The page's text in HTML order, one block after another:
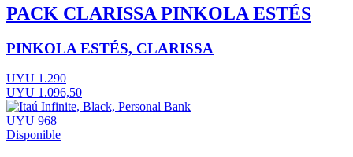
PACK CLARISSA PINKOLA ESTÉS
PINKOLA ESTÉS, CLARISSA
UYU 1.290
UYU 1.096,50
UYU 968
Disponible